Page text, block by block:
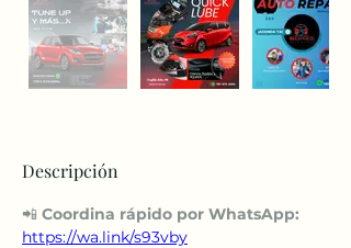
Descripción
📲 Coordina rápido por WhatsApp:
https://wa.link/s93vby